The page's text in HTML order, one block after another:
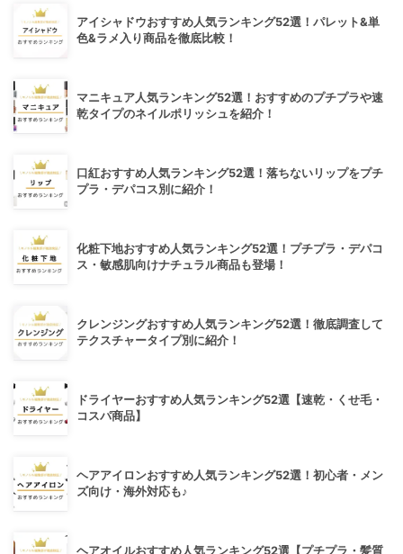
アイシャドウおすすめ人気ランキング52選！パレット&単
色&ラメ入り商品を徹底比較！
マニキュア人気ランキング52選！おすすめのプチプラや速
乾タイプのネイルポリッシュを紹介！
口紅おすすめ人気ランキング52選！落ちないリップをプチ
プラ・デパコス別に紹介！
化粧下地おすすめ人気ランキング52選！プチプラ・デパコ
ス・敏感肌向けナチュラル商品も登場！
クレンジングおすすめ人気ランキング52選！徹底調査して
テクスチャータイプ別に紹介！
ドライヤーおすすめ人気ランキング52選【速乾・くせ毛・
コスパ商品】
ヘアアイロンおすすめ人気ランキング52選！初心者・メン
ズ向け・海外対応も♪
ヘアオイルおすすめ人気ランキング52選【プチプラ・髪質